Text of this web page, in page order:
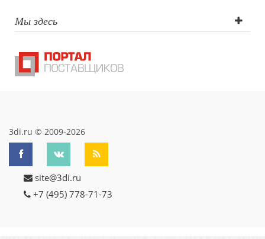
Мы здесь
3di.ru © 2009-2026
site@3di.ru
+7 (495) 778-71-73